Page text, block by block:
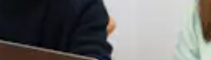
traduisent directement par une perte de productivité
légalement protégées. Les congés liés à un
sous peine de vous exposer à un recours pour
cas par cas.